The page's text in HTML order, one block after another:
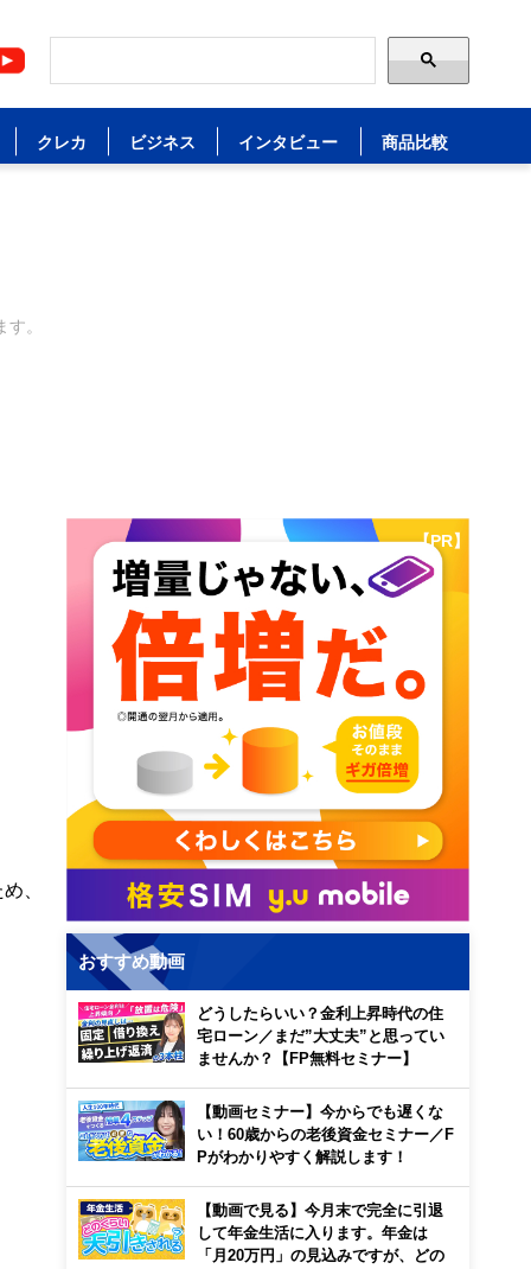
クレカ ビジネス インタビュー 商品比較
。
、
【PR】
おすすめ動画
どうしたらいい？金利上昇時代の住
宅ローン／まだ”大丈夫”と思ってい
ませんか？【FP無料セミナー】
【動画セミナー】今からでも遅くな
い！60歳からの老後資金セミナー／F
Pがわかりやすく解説します！
【動画で見る】今月末で完全に引退
して年金生活に入ります。年金は
「月20万円」の見込みですが、どの